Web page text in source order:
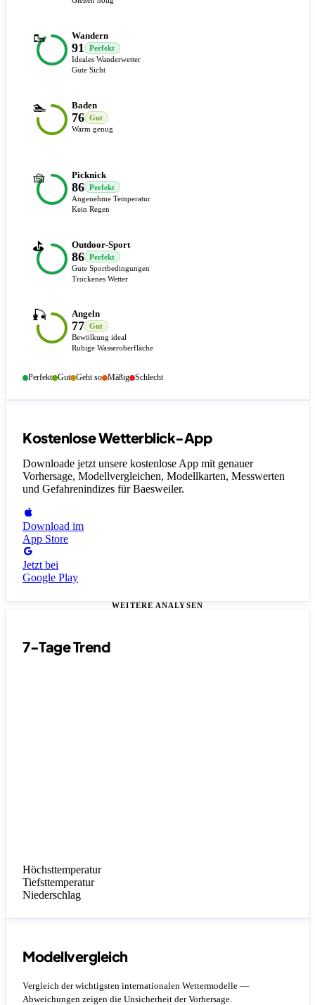
🥾 Wandern
91
Perfekt
Ideales Wanderwetter
Gute Sicht
🏊 Baden
76
Gut
Warm genug
🧺 Picknick
86
Perfekt
Angenehme Temperatur
Kein Regen
⛳ Outdoor-Sport
86
Perfekt
Gute Sportbedingungen
Trockenes Wetter
🎣 Angeln
77
Gut
Bewölkung ideal
Ruhige Wasseroberfläche
Perfekt Gut Geht so Mäßig Schlecht
Kostenlose Wetterblick-App
Downloade jetzt unsere kostenlose App mit genauer
Vorhersage, Modellvergleichen, Modellkarten, Messwerten
und Gefahrenindizes für Baesweiler.
Download im
App Store
Jetzt bei
Google Play
WEITERE ANALYSEN
7-Tage Trend
Höchsttemperatur
Tiefsttemperatur
Niederschlag
Modellvergleich
Vergleich der wichtigsten internationalen Wettermodelle —
Abweichungen zeigen die Unsicherheit der Vorhersage.